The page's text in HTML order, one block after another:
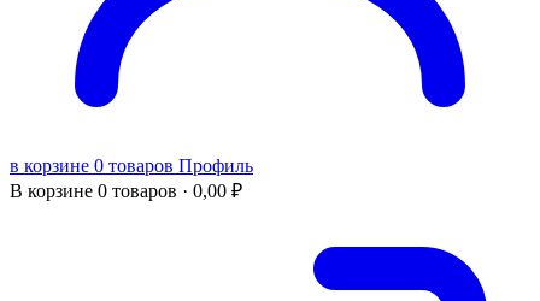
в корзине 0 товаров Профиль
В корзине 0 товаров · 0,00 ₽